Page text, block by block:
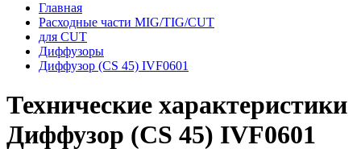
Главная
Расходные части MIG/TIG/CUT
для CUT
Диффузоры
Диффузор (CS 45) IVF0601
Технические характеристики
Диффузор (CS 45) IVF0601